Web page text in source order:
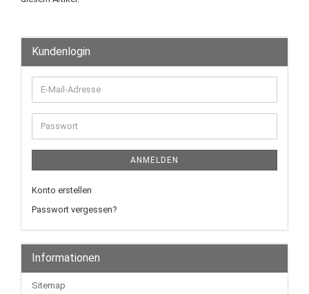
Kundenlogin
E-
Mail-
Adresse
Passwort
ANMELDEN
Konto erstellen
Passwort vergessen?
Informationen
Sitemap